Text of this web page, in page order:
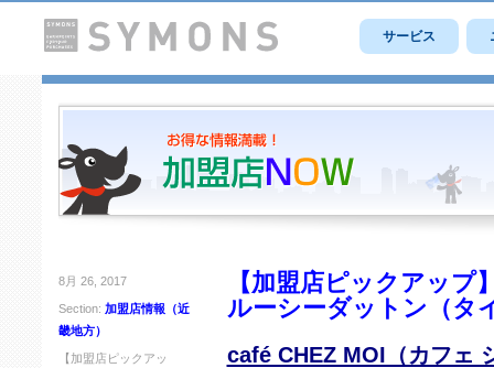
サービス
8月 26, 2017
Section: 加盟店情報（近
畿地方）
【加盟店ピックアッ
【加盟店ピックアップ
ルーシーダットン（タ
café CHEZ MOI（カフェ